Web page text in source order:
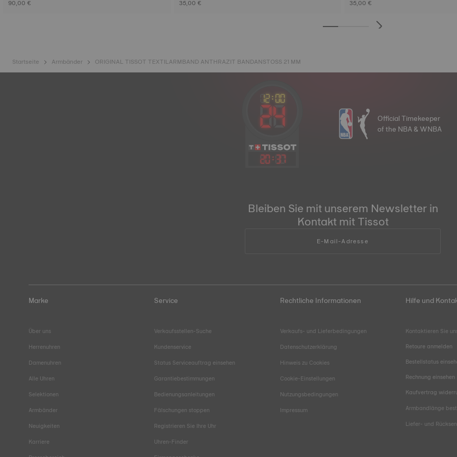
90,00 €
35,00 €
35,00 €
Startseite Armbänder ORIGINAL TISSOT TEXTILARMBAND ANTHRAZIT BANDANSTOSS 21 MM
20: 37
Official Timekeeper
of the NBA & WNBA
Bleiben Sie mit unserem Newsletter in
Kontakt mit Tissot
E-Mail-Adresse
Marke
Über uns
Herrenuhren
Damenuhren
Alle Uhren
Selektionen
Armbänder
Neuigkeiten
Karriere
Service
Verkaufsstellen-Suche
Kundenservice
Status Serviceauftrag einsehen
Garantiebestimmungen
Bedienungsanleitungen
Fälschungen stoppen
Registrieren Sie Ihre Uhr
Uhren-Finder
Rechtliche Informationen
Verkaufs- und Lieferbedingungen
Datenschutzerklärung
Hinweis zu Cookies
Cookie-Einstellungen
Nutzungsbedingungen
Impressum
Hilfe und
Kontaktieren Sie
Retoure anmelden
Bestellstatus
Rechnung einsehen
Kaufvertrag
Armbandlänge
Liefer- und